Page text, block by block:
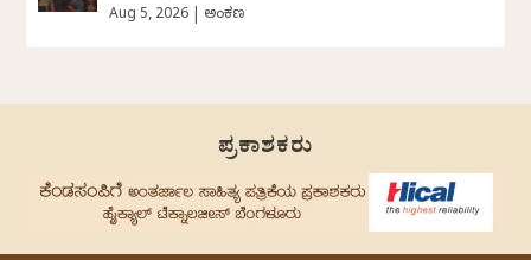
Aug 5, 2026 ಅಂಕಣ
ಪ್ರಕಾಶಕರು